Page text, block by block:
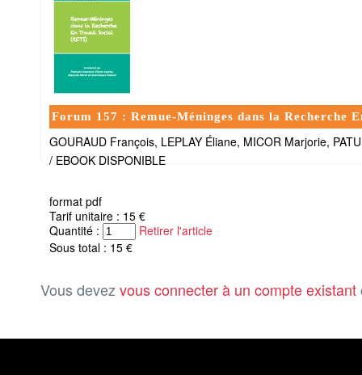
Forum 157 : Remue-Méninges dans la Recherche
GOURAUD François, LEPLAY Éliane, MICOR Marjorie,
/ EBOOK DISPONIBLE
format pdf
Tarif unitaire : 15 €
Quantité :
Retirer l'article
Sous total : 15 €
Vous devez vous connecter à un compte existant